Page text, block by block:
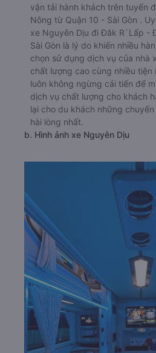
vận tải hành khách trên tuyến
Nông từ Quận 10 - Sài Gòn .
xe Nguyên Dịu đi Đăk R`Lấp -
Sài Gòn là lý do khiến nhiều
chọn sử dụng dịch vụ của nhà
chất lượng cao cùng nhiều tiện
luôn không ngừng cải tiến để
dịch vụ chất lượng cho khách
lại cho du khách những
hài lòng nhất.
b. Hình ảnh xe Nguyên Dịu